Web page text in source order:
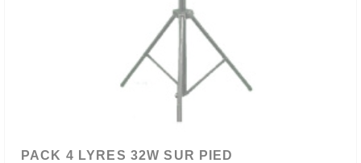
PACK 4 LYRES 32W SUR PIED